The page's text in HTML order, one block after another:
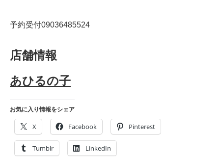
予約受付09036485524
店舗情報
あひるの子
お気に入り情報をシェア
X Facebook Pinterest
Tumblr LinkedIn